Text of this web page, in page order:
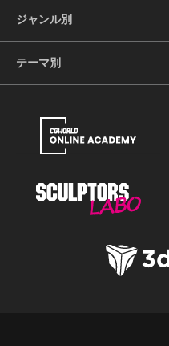
ジャンル別
テーマ別